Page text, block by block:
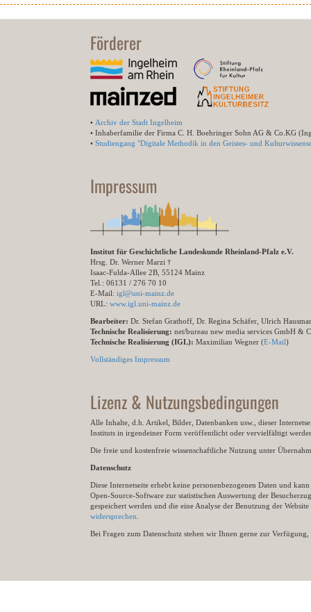
Förderer
• Archiv der Stadt Ingelheim
• Inhaberfamilie der Firma C. H. Boehringer Sohn AG & Co.KG
• Studiengang "Digitale Methodik in den Geistes- und
Impressum
Institut für Geschichtliche Landeskunde Rheinland-Pfalz e.V.
Hrsg. Dr. Werner Marzi †
Isaac-Fulda-Allee 2B, 55124 Mainz
Tel.: 06131 / 276 70 10
E-Mail: igl@uni-mainz.de
URL: www.igl.uni-mainz.de
Bearbeiter: Dr. Stefan Grathoff, Dr. Regina Schäfer, Ulrich
Technische Realisierung: net/bureau new media services GmbH &
Technische Realisierung (IGL): Maximilian Wegner (E-Mail)
Vollständiges Impressum
Lizenz & Nutzungsbedingungen
Alle Inhalte, d.h. Artikel, Bilder, Datenbanken usw., dieser
Instituts in irgendeiner Form veröffentlicht oder vervielfältigt
Die freie und kostenfreie wissenschaftliche Nutzung unter
Datenschutz
Diese Internetseite erhebt keine personenbezogenen Daten und
Open-Source-Software zur statistischen Auswertung der
gespeichert werden und die eine Analyse der Benutzung der
widersprechen
Bei Fragen zum Datenschutz stehen wir Ihnen gerne zur